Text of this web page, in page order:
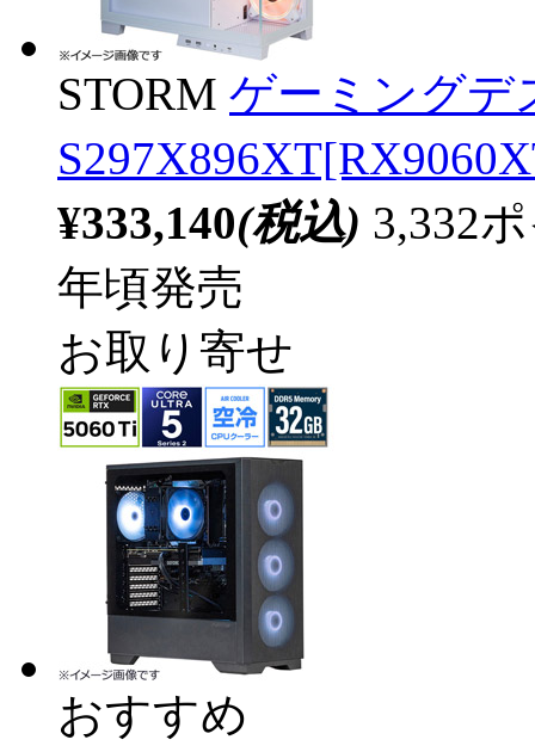
STORM ゲーミングデ
¥333,140(税込) 3,332
年頃発売
お取り寄せ
おすすめ